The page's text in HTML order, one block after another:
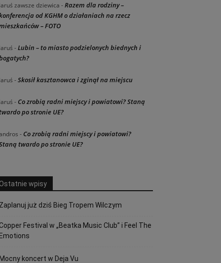
zawsze dziewica -Razem dla rodziny –
od KGHM o działaniach na rzecz
– FOTO
-Lubin – to miasto podzielonych biednych i
-Skosił kasztanowca i zginął na miejscu
- Co zrobią radni miejscy i powiatowi? Staną
po stronie UE?
- Co zrobią radni miejscy i powiatowi?
twardo po stronie UE?
wpisy
już dziś Bieg Tropem Wilczym
Festival w „Beatka Music Club” i Feel The
koncert w Deja Vu